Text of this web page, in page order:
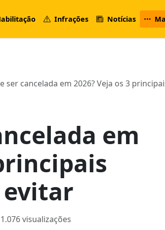
Infrações Notícias
ser cancelada em 2026? Veja os 3
em
evitar
1.076 visualizações